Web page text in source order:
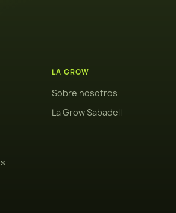
LA GROW
Sobre nosotros
La Grow Sabadell